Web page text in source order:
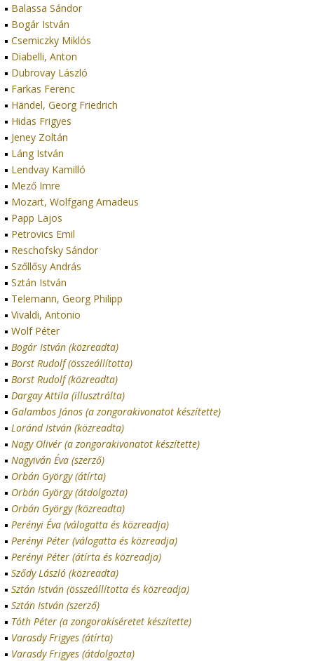
Balassa Sándor
Bogár István
Csemiczky Miklós
Diabelli, Anton
Dubrovay László
Farkas Ferenc
Händel, Georg Friedrich
Hidas Frigyes
Jeney Zoltán
Láng István
Lendvay Kamilló
Mező Imre
Mozart, Wolfgang Amadeus
Papp Lajos
Petrovics Emil
Reschofsky Sándor
Szőllősy András
Sztán István
Telemann, Georg Philipp
Vivaldi, Antonio
Wolf Péter
Bogár István (közreadta)
Borst Rudolf (összeállította)
Borst Rudolf (közreadta)
Dargay Attila (illusztrálta)
Galambos János (a zongorakivonatot készítette)
Loránd István (közreadta)
Nagy Olivér (a zongorakivonatot készítette)
Nagyiván Éva (szerző)
Orbán György (átírta)
Orbán György (átdolgozta)
Orbán György (közreadta)
Perényi Éva (válogatta és közreadja)
Perényi Péter (válogatta és közreadja)
Perényi Péter (átírta és közreadja)
Sződy László (közreadta)
Sztán István (összeállította és közreadja)
Sztán István (szerző)
Tóth Péter (a zongorakíséretet készítette)
Varasdy Frigyes (átírta)
Varasdy Frigyes (átdolgozta)